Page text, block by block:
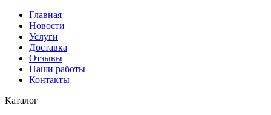
Главная
Новости
Услуги
Доставка
Отзывы
Наши работы
Контакты
Каталог